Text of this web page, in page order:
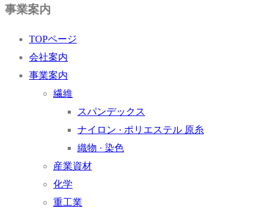
事業案内
TOPページ
会社案内
事業案内
繊維
スパンデックス
ナイロン · ポリエステル 原糸
織物 · 染色
産業資材
化学
重工業